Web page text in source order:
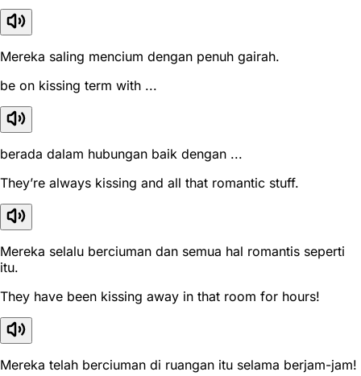
Mereka saling mencium dengan penuh gairah.
be on kissing term with ...
berada dalam hubungan baik dengan ...
They’re always kissing and all that romantic stuff.
Mereka selalu berciuman dan semua hal romantis seperti
itu.
They have been kissing away in that room for hours!
Mereka telah berciuman di ruangan itu selama berjam-jam!